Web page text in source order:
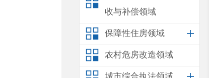
收与补偿领域
保障性住房领域
农村危房改造领域